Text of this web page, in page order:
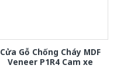
Cửa Gỗ Chống Cháy MDF
Veneer P1R4 Cam xe